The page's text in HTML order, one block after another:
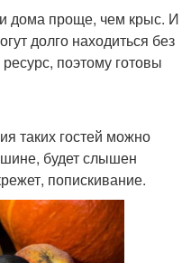
дома проще, чем крыс. И
долго находиться без
поэтому готовы
таких гостей можно
будет слышен
попискивание.